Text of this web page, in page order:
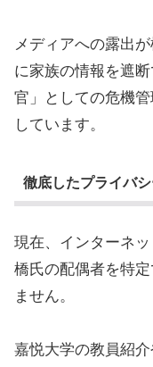
メディアへの露出
に家族の情報を遮
官」としての危機
しています。
徹底したプライバ
現在、インターネ
橋氏の配偶者を特
ません。
嘉悦大学の教員紹